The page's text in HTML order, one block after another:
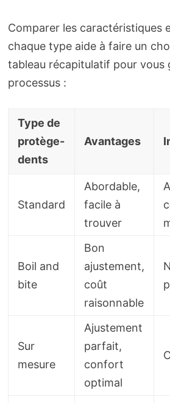
Comparer les caractéristiques
chaque type aide à faire un
tableau récapitulatif pour vous
processus :
Type de
protège-
dents
Avantages
Standard
Abordable,
facile à
trouver
Boil and
bite
Bon
ajustement,
coût
raisonnable
Sur
mesure
Ajustement
parfait,
confort
optimal